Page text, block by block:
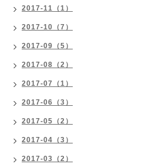
2017-11（1）
2017-10（7）
2017-09（5）
2017-08（2）
2017-07（1）
2017-06（3）
2017-05（2）
2017-04（3）
2017-03（2）